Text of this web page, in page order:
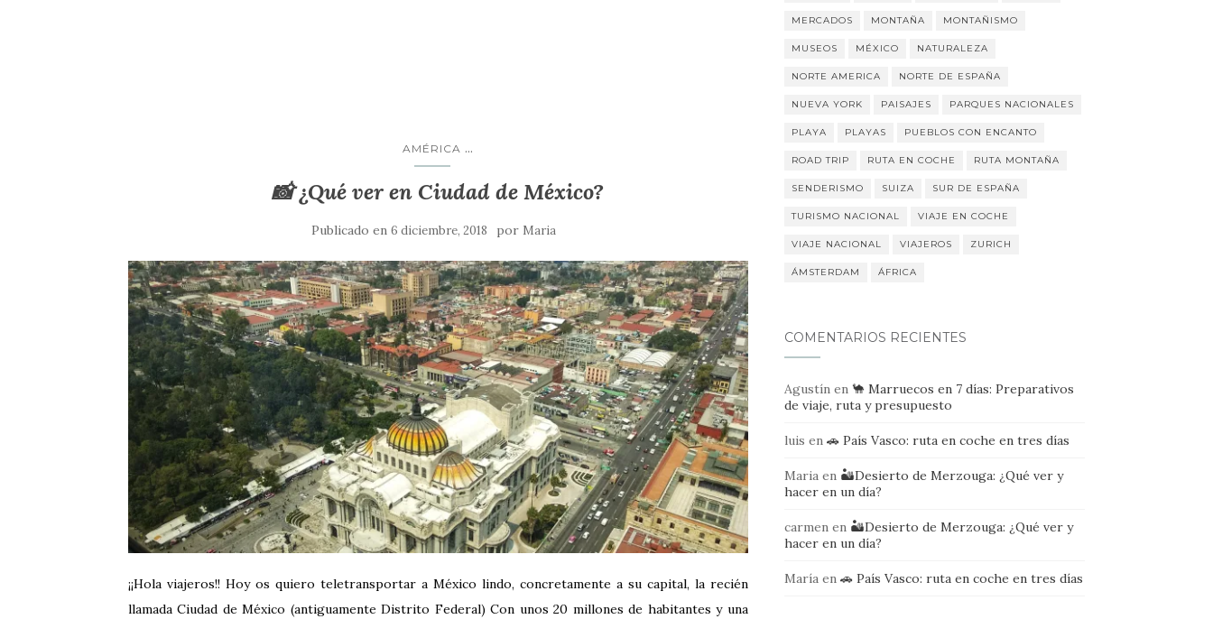
AMÉRICA ...
📸 ¿Qué ver en Ciudad de México?
Publicado en 6 diciembre, 2018 por Maria
¡¡Hola viajeros!! Hoy os quiero teletransportar a México lindo, concretamente a su capital, la recién
llamada Ciudad de México (antiguamente Distrito Federal) Con unos 20 millones de habitantes y una
MERCADOS MONTAÑA MONTAÑISMO
MUSEOS MÉXICO NATURALEZA
NORTE AMERICA NORTE DE ESPAÑA
NUEVA YORK PAISAJES PARQUES NACIONALES
PLAYA PLAYAS PUEBLOS CON ENCANTO
ROAD TRIP RUTA EN COCHE RUTA MONTAÑA
SENDERISMO SUIZA SUR DE ESPAÑA
TURISMO NACIONAL VIAJE EN COCHE
VIAJE NACIONAL VIAJEROS ZURICH
ÁMSTERDAM ÁFRICA
COMENTARIOS RECIENTES
Agustínen 🐪 Marruecos en 7 días: Preparativos
de viaje, ruta y presupuesto
luis en 🚗 País Vasco: ruta en coche en tres días
Mariaen 🏜️Desierto de Merzouga: ¿Qué ver y
hacer en un día?
carmenen 🏜️Desierto de Merzouga: ¿Qué ver y
hacer en un día?
Maríaen 🚗 País Vasco: ruta en coche en tres días